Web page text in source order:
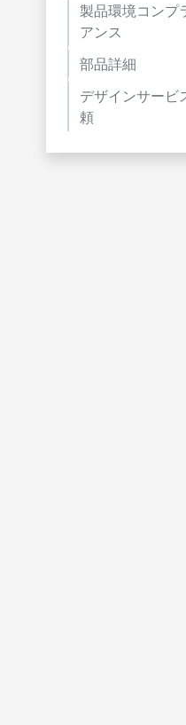
製品環境コンプ
アンス
部品詳細
デザインサービ
頼